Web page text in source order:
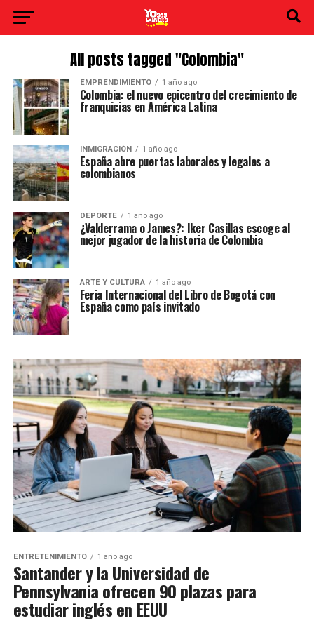
All posts tagged "Colombia"
EMPRENDIMIENTO 1 año ago
Colombia: el nuevo epicentro del crecimiento de
franquicias en América Latina
INMIGRACIÓN 1 año ago
España abre puertas laborales y legales a
colombianos
DEPORTE 1 año ago
¿Valderrama o James?: Iker Casillas escoge al
mejor jugador de la historia de Colombia
ARTE Y CULTURA 1 año ago
Feria Internacional del Libro de Bogotá con
España como país invitado
ENTRETENIMIENTO 1 año ago
Santander y la Universidad de
Pennsylvania ofrecen 90 plazas para
estudiar inglés en EEUU